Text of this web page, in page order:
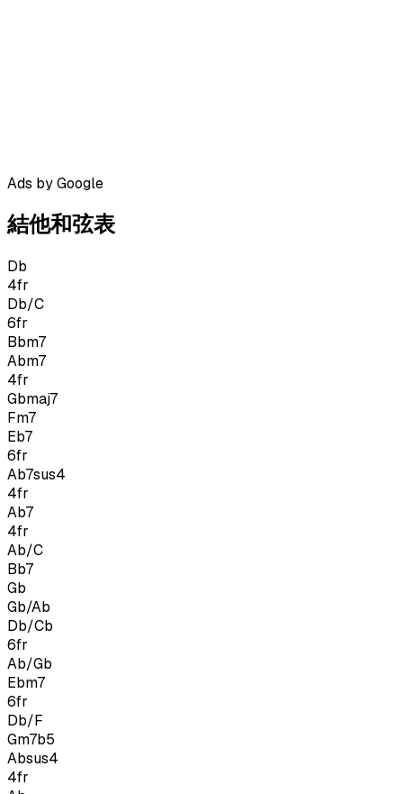
Ads by Google
結他和弦表
Db
4fr
Db/C
6fr
Bbm7
Abm7
4fr
Gbmaj7
Fm7
Eb7
6fr
Ab7sus4
4fr
Ab7
4fr
Ab/C
Bb7
Gb
Gb/Ab
Db/Cb
6fr
Ab/Gb
Ebm7
6fr
Db/F
Gm7b5
Absus4
4fr